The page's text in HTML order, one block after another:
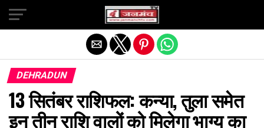
DEHRADUN
13 सितंबर राशिफल: कन्या, तुला समेत
इन तीन राशि वालों को मिलेगा भाग्य का
Exit mobile version